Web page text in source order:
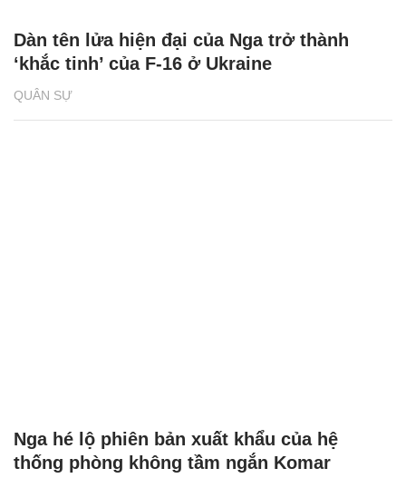
QUÂN SỰ
Dàn tên lửa hiện đại của Nga trở thành
‘khắc tinh’ của F-16 ở Ukraine
Nga hé lộ phiên bản xuất khẩu của hệ
thống phòng không tầm ngắn Komar